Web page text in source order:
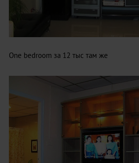
One bedroom за 12 тыс там же